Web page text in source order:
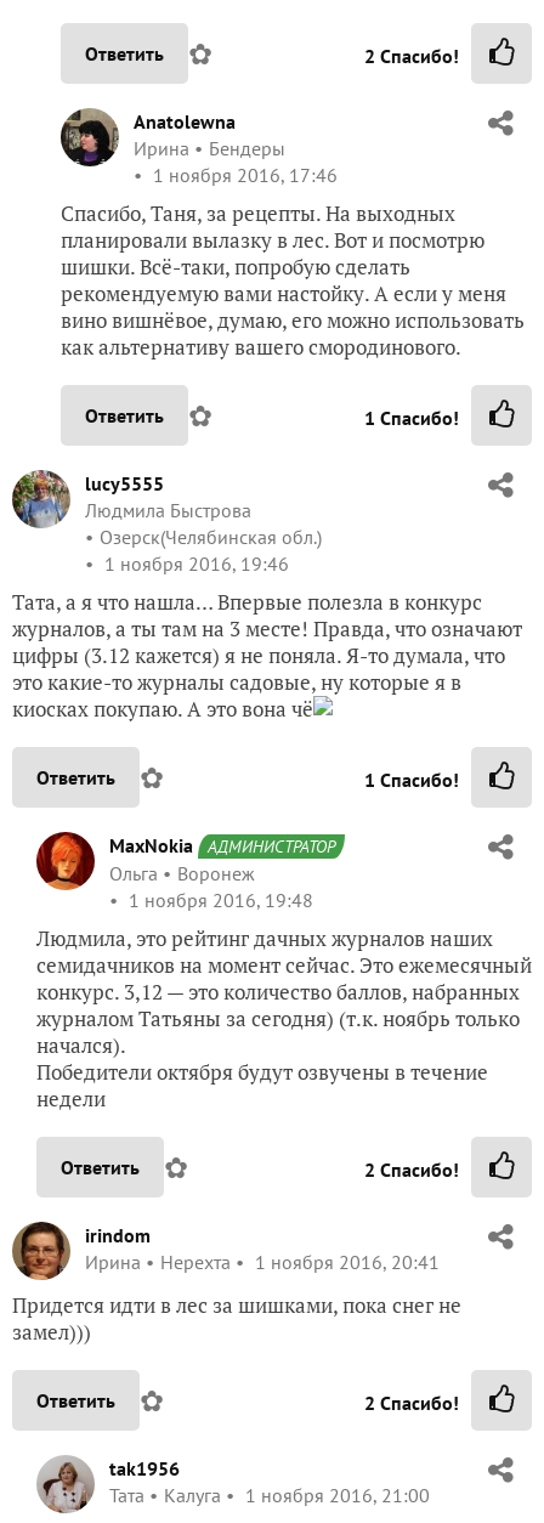
Ответить ✿ 2 Спасибо!
Anatolewna
Ирина
Бендеры
1 ноября 2016, 17:46
Спасибо, Таня, за рецепты. На выходных
планировали вылазку в лес. Вот и посмотрю
шишки. Всё-таки, попробую сделать
рекомендуемую вами настойку. А если у меня
вино вишнёвое, думаю, его можно использовать
как альтернативу вашего смородинового.
Ответить ✿ 1 Спасибо!
lucy5555
Людмила Быстрова
Озерск(Челябинская обл.)
1 ноября 2016, 19:46
Тата, а я что нашла… Впервые полезла в конкурс
журналов, а ты там на 3 месте! Правда, что означают
цифры (3.12 кажется) я не поняла. Я-то думала, что
это какие-то журналы садовые, ну которые я в
киосках покупаю. А это вона чё
Ответить ✿ 1 Спасибо!
MaxNokia АДМИНИСТРАТОР
Ольга
Воронеж
1 ноября 2016, 19:48
Людмила, это рейтинг дачных журналов наших
семидачников на момент сейчас. Это ежемесячный
конкурс. 3,12 — это количество баллов, набранных
журналом Татьяны за сегодня) (т.к. ноябрь только
начался).
Победители октября будут озвучены в течение
недели
Ответить ✿ 2 Спасибо!
irindom
Ирина
Нерехта 1 ноября 2016, 20:41
Придется идти в лес за шишками, пока снег не
замел)))
Ответить ✿ 2 Спасибо!
tak1956
Taта
Калуга 1 ноября 2016, 21:00